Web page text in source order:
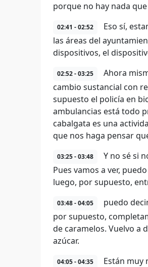
porque no hay nada
02:41 - 02:52
Eso sí,
las áreas del
dispositivos, el
02:52 - 03:25
Ahora
cambio sustancial con
supuesto el policía en
ambulancias está todo
cabalgata es una
que nos haga pensar
03:25 - 03:48
Y no sé si
Pues vamos a ver,
luego, por supuesto,
03:48 - 04:05
puedo
por supuesto,
de caramelos. Vuelvo a
azúcar.
04:05 - 04:35
Están muy